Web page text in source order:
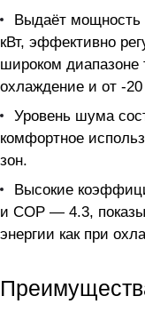
Выдаёт мощность
кВт, эффективно
широком диапазоне
охлаждение и от -20
Уровень шума
комфортное
зон.
Высокие
и COP — 4.3,
энергии как при